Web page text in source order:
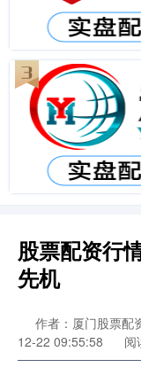
股票配资行
先机
作者：厦门股票配
12-22 09:55:58
阅